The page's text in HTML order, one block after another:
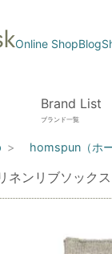
Online ShopBlog
Brand List
ブランド一覧
homspun（ホ
ネンリブソックス